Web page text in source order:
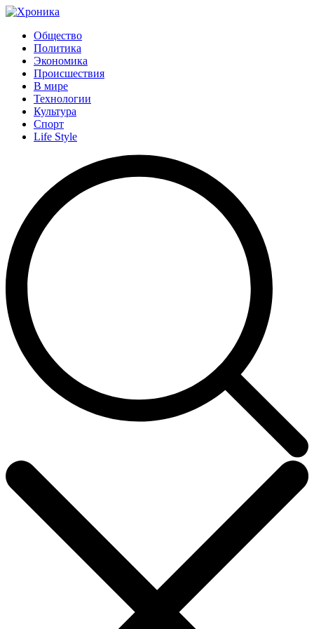
Общество
Политика
Экономика
Происшествия
В мире
Технологии
Культура
Спорт
Life Style